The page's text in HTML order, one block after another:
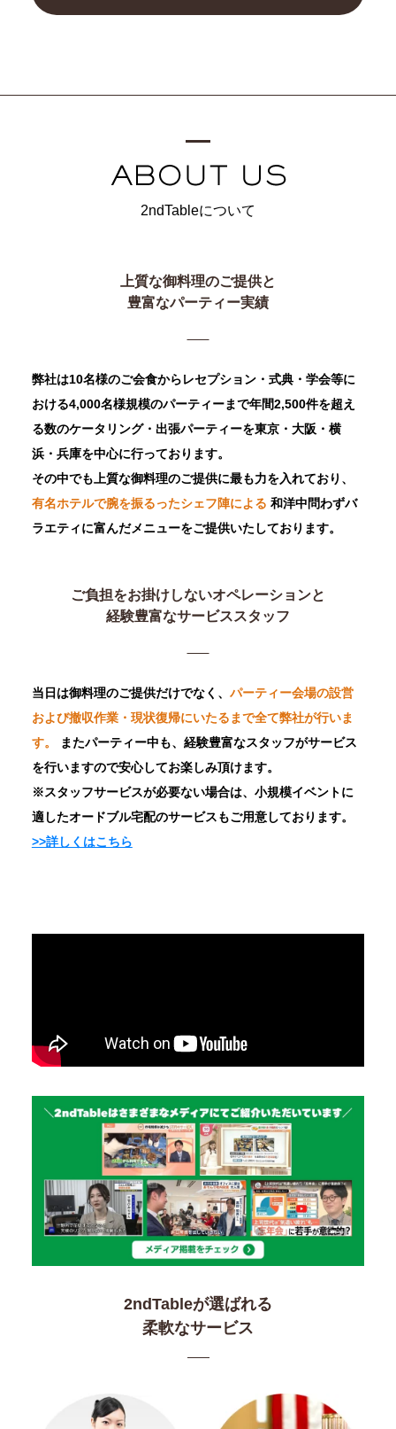
2ndTableについて
上質な御料理のご提供と
豊富なパーティー実績
弊社は10名様のご会食からレセプション・式典・学会等に
おける4,000名様規模のパーティーまで年間2,500件を超え
る数のケータリング・出張パーティーを東京・大阪・横
浜・兵庫を中心に行っております。
その中でも上質な御料理のご提供に最も力を入れており、
有名ホテルで腕を振るったシェフ陣による 和洋中問わずバ
ラエティに富んだメニューをご提供いたしております。
ご負担をお掛けしないオペレーションと
経験豊富なサービススタッフ
当日は御料理のご提供だけでなく、 パーティー会場の設営
および撤収作業・現状復帰にいたるまで全て弊社が行いま
す。
またパーティー中も、経験豊富なスタッフがサービス
を行いますので安心してお楽しみ頂けます。
※スタッフサービスが必要ない場合は、小規模イベントに
適したオードブル宅配のサービスもご用意しております。
>>詳しくはこちら
2ndTableが選ばれる
柔軟なサービス